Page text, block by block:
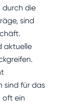
durch die
sind
aktuelle
sind für das
oft ein